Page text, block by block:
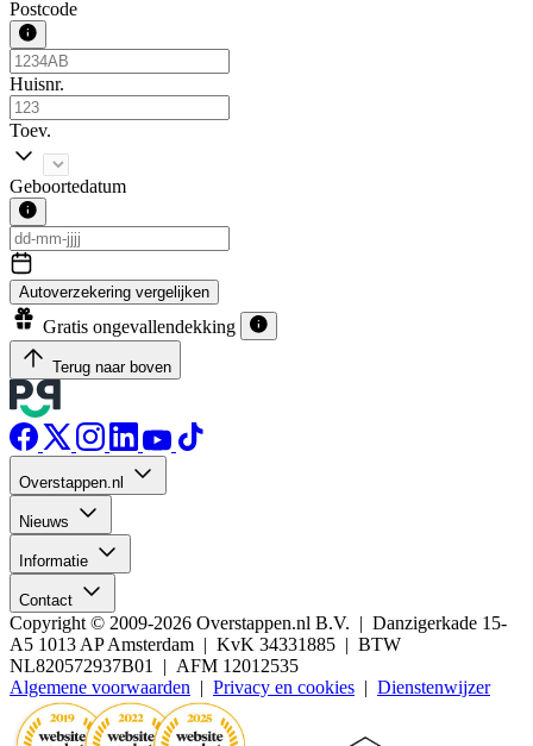
Postcode
Huisnr.
Toev.
Geboortedatum
Autoverzekering vergelijken
Gratis ongevallendekking
Terug naar boven
Overstappen.nl
Nieuws
Informatie
Contact
Copyright © 2009-2026 Overstappen.nl B.V. | Danzigerkade 15-
A5 1013 AP Amsterdam | KvK 34331885 | BTW
NL820572937B01 | AFM 12012535
Algemene voorwaarden | Privacy en cookies | Dienstenwijzer